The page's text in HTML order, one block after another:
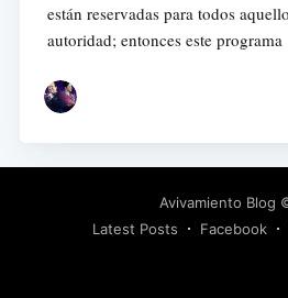
están reservadas para todos
autoridad; entonces este programa
Avivamiento Blog
Latest Posts
Facebook